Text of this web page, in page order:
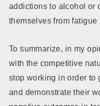
addictions to alcohol or
themselves from
To summarize, in my
with the competitive
stop working in order to
and demonstrate their